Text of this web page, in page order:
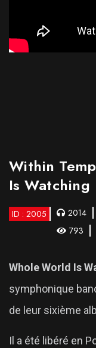
Within
Is
ID : 2005 2014
793
Whole World Is
symphonique
de leur sixième
Il a été libéré en